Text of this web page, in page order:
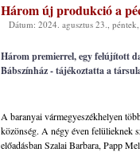
Három új produkció a
Dátum: 2024. agusztus 23.,
Három premierrel, egy felújított
Bábszínház - tájékoztatta a
A baranyai vármegyeszékhelyen
közönség. A négy éven felülieknek
előadásban Szalai Barbara, Papp